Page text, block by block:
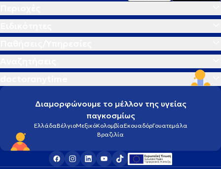
Διαμορφώνουμε το μέλλον της υγείας
παγκοσμίως
ΕλλάδαΒέλγιοΜεξικόΚολομβίαΕκουαδόρΓουατεμάλα
Βραζιλία